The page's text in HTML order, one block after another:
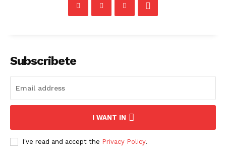
Subscribete
I WANT IN
I've read and accept the Privacy Policy.